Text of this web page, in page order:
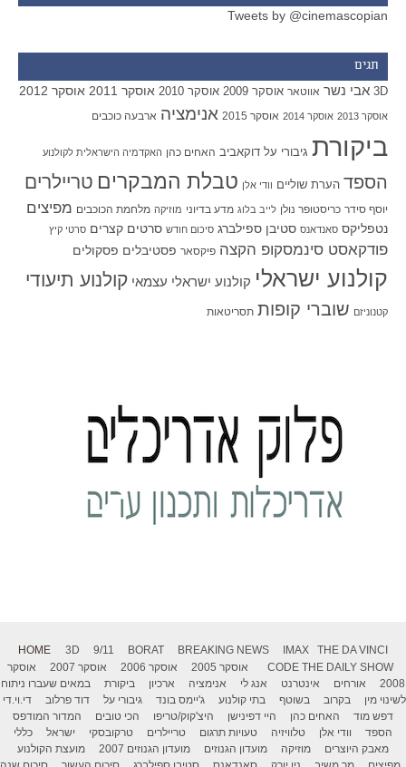
Tweets by @cinemascopian
תגים
3D אבי נשר אווטאר אוסקר 2009 אוסקר 2010 אוסקר 2011 אוסקר 2012
אוסקר 2013 אוסקר 2014 אוסקר 2015 אנימציה ארבעה כוכבים
ביקורת גיבורי על דוקאביב האחים כהן האקדמיה הישראלית לקולנוע
הספד הערת שוליים וודי אלן טבלת המבקרים טריילרים
יוסף סידר כריסטופר נולן לייב בלוג מדע בדיוני מוזיקה מלחמת הכוכבים מפיצים
נטפליקס סאנדאנס סטיבן ספילברג סיכום חודש סרטים קצרים סרטי קיץ
פודקאסט סינמסקופ הקצה פיקסאר פסטיבלים פסקולים
קולנוע ישראלי קולנוע ישראלי עצמאי קולנוע תיעודי
קטנוניזם שוברי קופות תסריטאות
HOME 3D 9/11 BORAT BREAKING NEWS IMAX
THE DA VINCI
CODE THE DAILY SHOW אוסקר 2005 אוסקר 2006 אוסקר 2007
אוסקר
2008
אורחים אינטרנט אנג לי אנימציה ארכיון ביקורת
במאים שעברו ניתוח
לשינוי מין
בקרוב בשוטף בתי קולנוע ג'יימס בונד גיבורי על דוד פרלוב
די.וי.די
דפש מוד
האחים כהן היי דפינישן היצ'קוק/טריפו הכי טובים
המדור המודפס
הספד
וודי אלן טלוויזיה טעויות תרגום טריילרים טרקובסקי ישראל
כללי
מאבק היוצרים
מוזיקה מועדון הגנוזים מועדון הגנוזים 2007
מועצת הקולנוע